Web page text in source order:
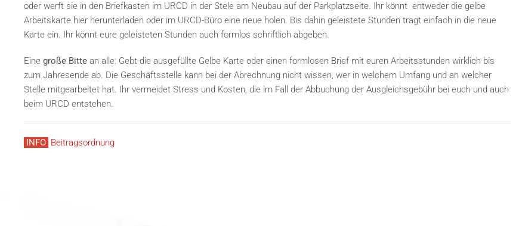
oder werft sie in den Briefkasten im URCD in der Stele am Neubau auf der Parkplatzseite. Ihr könnt entweder die gelbe
Arbeitskarte hier herunterladen oder im URCD-Büro eine neue holen. Bis dahin geleistete Stunden tragt einfach in die neue
Karte ein. Ihr könnt eure geleisteten Stunden auch formlos schriftlich abgeben.
Eine große Bitte an alle: Gebt die ausgefüllte Gelbe Karte oder einen formlosen Brief mit euren Arbeitsstunden wirklich bis
zum Jahresende ab. Die Geschäftsstelle kann bei der Abrechnung nicht wissen, wer in welchem Umfang und an welcher
Stelle mitgearbeitet hat. Ihr vermeidet Stress und Kosten, die im Fall der Abbuchung der Ausgleichsgebühr bei euch und auch
beim URCD entstehen.
INFO Beitragsordnung